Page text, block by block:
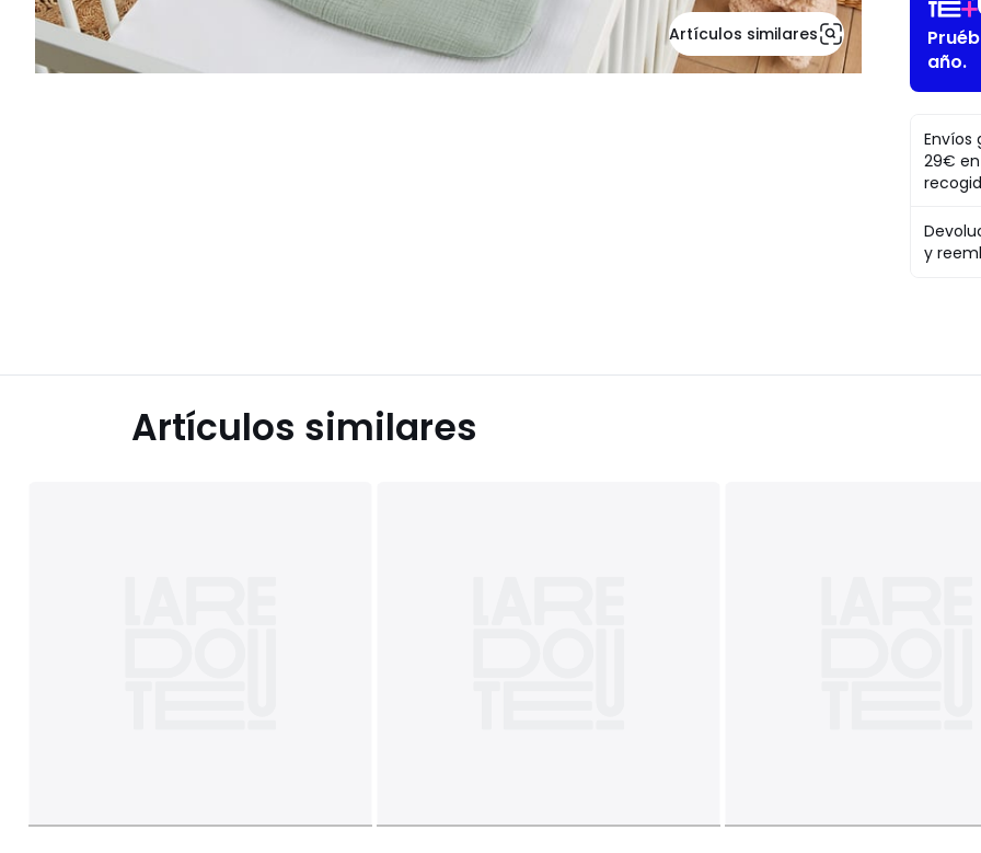
Artículos similares
año.
Envíos
29€
y
Artículos similares